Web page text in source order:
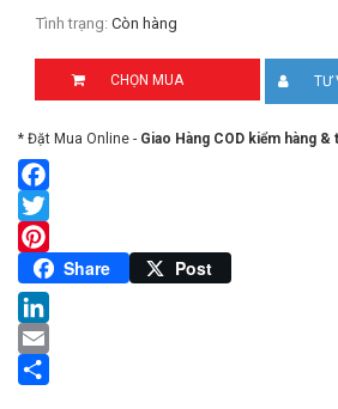
Tình trạng: Còn hàng
CHỌN MUA TƯ
* Đặt Mua Online - Giao Hàng COD kiểm hàng &
Facebook
Twitter
Pinterest
Share Post
LinkedIn
Email